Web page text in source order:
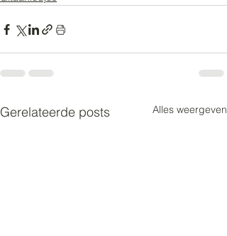
Gerelateerde posts Alles weergeven